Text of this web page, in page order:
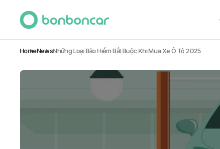
HomeNewsNhững Loại Bảo Hiểm Bắt Buộc Khi Mua Xe Ô Tô 2025